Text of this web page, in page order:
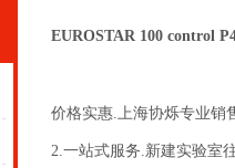
EUROSTAR 100 control
价格实惠.上海协烁专业销
2.一站式服务.新建实验室